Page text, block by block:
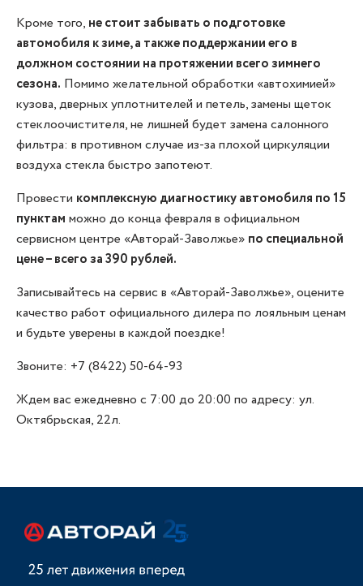
Кроме того, не стоит забывать о подготовке
автомобиля к зиме, а также поддержании его в
должном состоянии на протяжении всего зимнего
сезона. Помимо желательной обработки «автохимией»
кузова, дверных уплотнителей и петель, замены щеток
стеклоочистителя, не лишней будет замена салонного
фильтра: в противном случае из-за плохой циркуляции
воздуха стекла быстро запотеют.
Провести комплексную диагностику автомобиля по 15
пунктам можно до конца февраля в официальном
сервисном центре «Авторай-Заволжье» по специальной
цене – всего за 390 рублей.
Записывайтесь на сервис в «Авторай-Заволжье», оцените
качество работ официального дилера по лояльным ценам
и будьте уверены в каждой поездке!
Звоните: +7 (8422) 50-64-93
Ждем вас ежедневно с 7:00 до 20:00 по адресу: ул.
Октябрьская, 22л.